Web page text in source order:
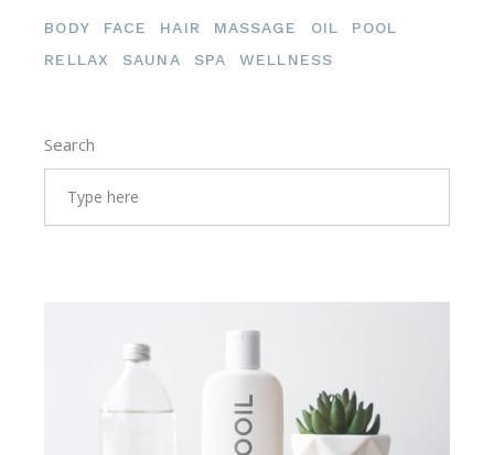
BODY FACE HAIR MASSAGE OIL
POOL
RELLAX
SAUNA SPA WELLNESS
Search